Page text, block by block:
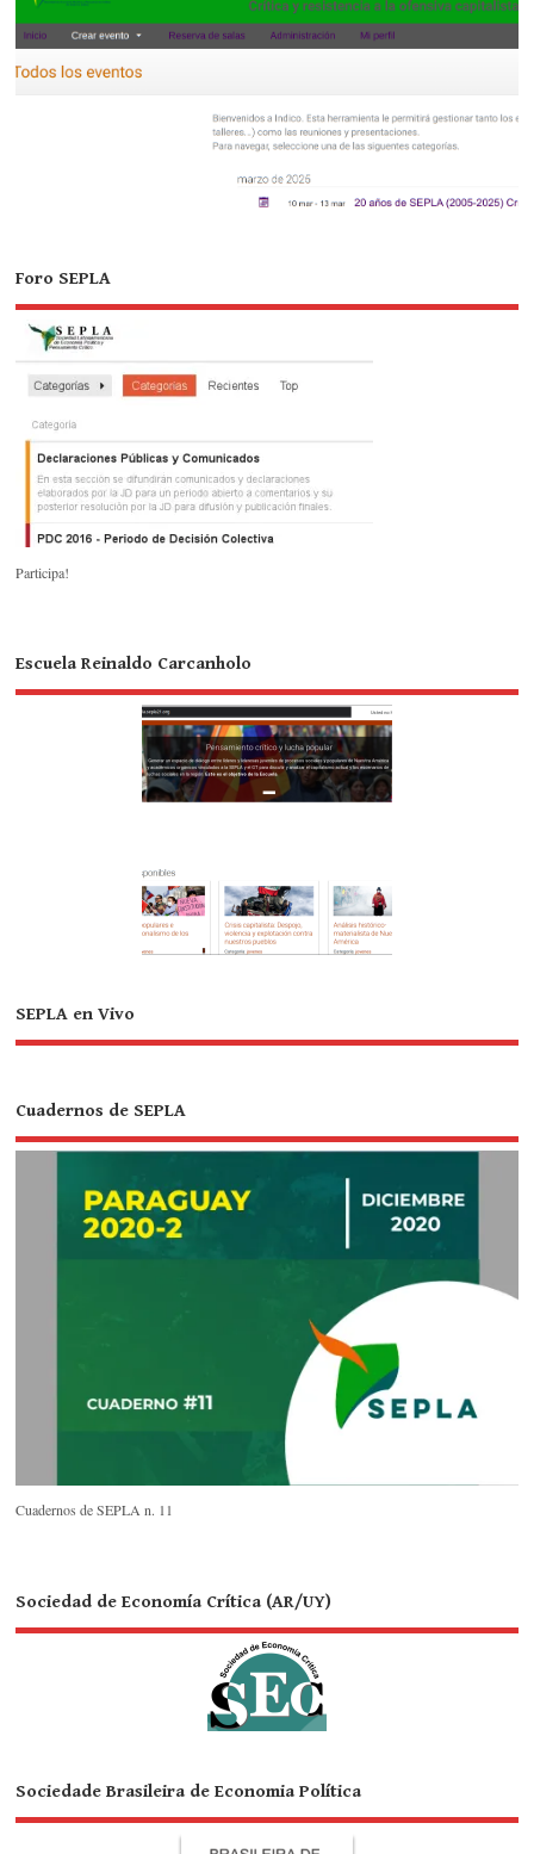
Foro SEPLA
Participa!
Escuela Reinaldo Carcanholo
SEPLA en Vivo
Cuadernos de SEPLA
Cuadernos de SEPLA n. 11
Sociedad de Economía Crítica (AR/UY)
Sociedade Brasileira de Economia Política